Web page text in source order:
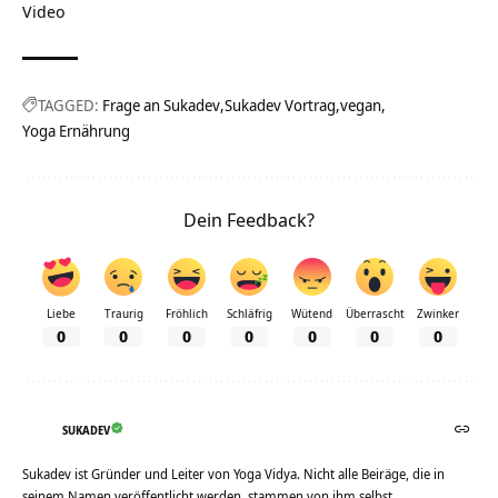
Video
TAGGED: Frage an Sukadev Sukadev Vortrag vegan
Yoga Ernährung
Dein Feedback?
Liebe
0
Traurig
0
Fröhlich
0
Schläfrig
0
Wütend
0
Überrascht
0
Zwinker
0
SUKADEV
Sukadev ist Gründer und Leiter von Yoga Vidya. Nicht alle Beiräge, die in